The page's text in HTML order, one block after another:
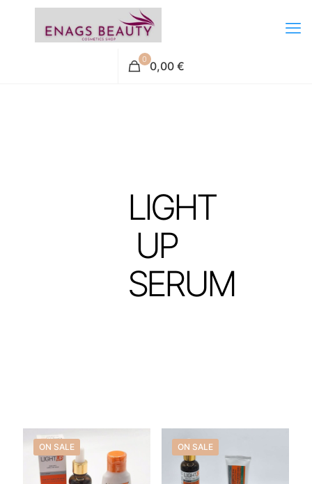
0 0,00 €
LIGHT
UP
SERUM
ON SALE ON SALE